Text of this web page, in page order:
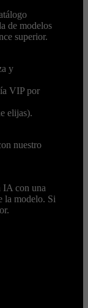
de modelos
superior.
y
VIP por
elijas).
nuestro
IA con una
la modelo. Si